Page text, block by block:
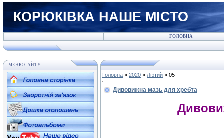
КОРЮКІВКА НАШЕ МІСТО
ГОЛОВНА
МЕНЮ САЙТУ
Головна » 2020 » Лютий » 05
Дивовижна мазь для хребта
Дивовижна